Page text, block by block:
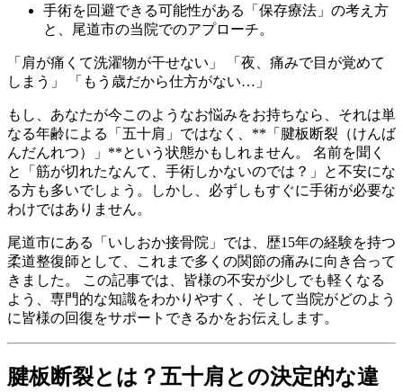
手術を回避できる可能性がある「保存療法」の考え方
と、尾道市の当院でのアプローチ。
「肩が痛くて洗濯物が干せない」 「夜、痛みで目が覚めて
しまう」 「もう歳だから仕方がない…」
もし、あなたが今このようなお悩みをお持ちなら、それは単
なる年齢による「五十肩」ではなく、**「腱板断裂（けんば
んだんれつ）」**という状態かもしれません。 名前を聞く
と「筋が切れたなんて、手術しかないのでは？」と不安にな
る方も多いでしょう。しかし、必ずしもすぐに手術が必要な
わけではありません。
尾道市にある「いしおか接骨院」では、歴15年の経験を持つ
柔道整復師として、これまで多くの関節の痛みに向き合って
きました。 この記事では、皆様の不安が少しでも軽くなる
よう、専門的な知識をわかりやすく、そして当院がどのよう
に皆様の回復をサポートできるかをお伝えします。
腱板断裂とは？五十肩との決定的な違